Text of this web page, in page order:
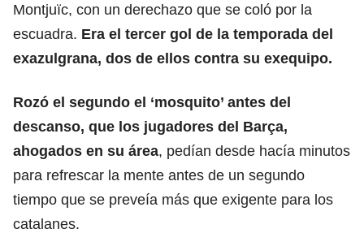
Montjuïc, con un derechazo que se coló por la
escuadra. Era el tercer gol de la temporada del
exazulgrana, dos de ellos contra su exequipo.
Rozó el segundo el ‘mosquito’ antes del
descanso, que los jugadores del Barça,
ahogados en su área, pedían desde hacía minutos
para refrescar la mente antes de un segundo
tiempo que se preveía más que exigente para los
catalanes.